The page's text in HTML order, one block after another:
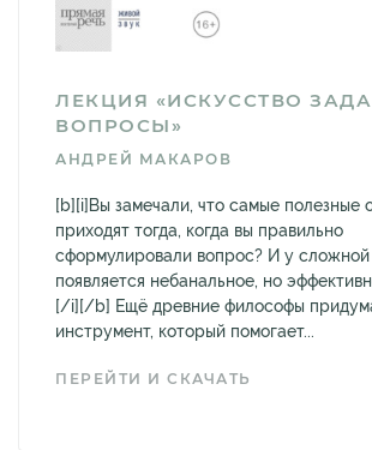
ЛЕКЦИЯ «ИСКУССТВО
ВОПРОСЫ»
АНДРЕЙ МАКАРОВ
[b][i]Вы замечали, что самые полезные
приходят тогда, когда вы правильно
сформулировали вопрос? И у сложной
появляется небанальное, но
[/i][/b] Ещё древние философы
инструмент, который помогает...
ПЕРЕЙТИ И СКАЧАТЬ